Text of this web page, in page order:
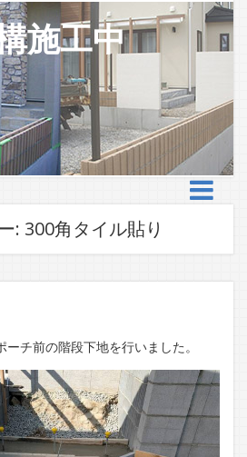
施工中
: 300角タイル貼り
チ前の階段下地を行いました。